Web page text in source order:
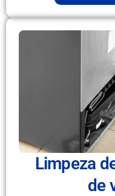
Limpeza
de